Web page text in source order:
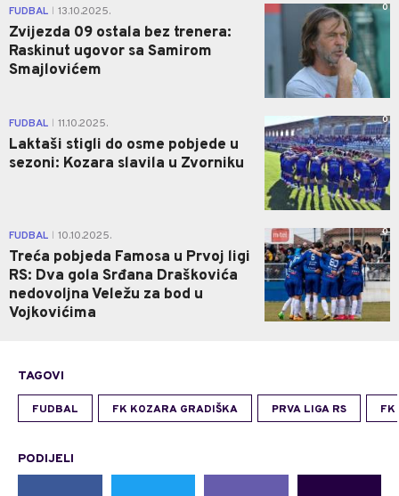
FUDBAL 13.10.2025.
Zvijezda 09 ostala bez trenera:
Raskinut ugovor sa Samirom
Smajlovićem
0
FUDBAL 11.10.2025.
Laktaši stigli do osme pobjede u
sezoni: Kozara slavila u Zvorniku
0
FUDBAL 10.10.2025.
Treća pobjeda Famosa u Prvoj ligi
RS: Dva gola Srđana Draškovića
nedovoljna Veležu za bod u
Vojkovićima
0
TAGOVI
FUDBAL FK KOZARA GRADIŠKA PRVA LIGA RS FK
PODIJELI